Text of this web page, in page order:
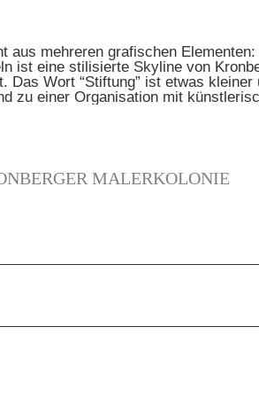
MALERKOLONIE